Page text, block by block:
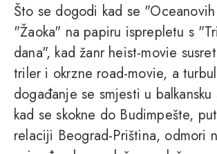
Što se dogodi kad se
"Žaoka" na papiru isprepletu s
dana", kad žanr heist-movie
triler i okrzne road-movie, a
događanje se smjesti u balkansku
kad se skokne do Budimpešte,
relaciji Beograd-Priština, odmori